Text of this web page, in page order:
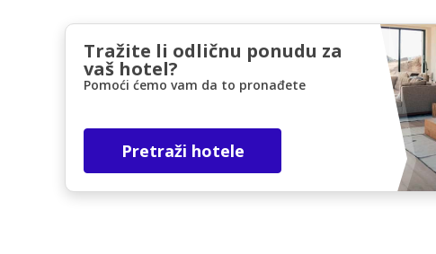
Tražite li odličnu ponudu za
vaš hotel?
Pomoći ćemo vam da to pronađete
Pretraži hotele